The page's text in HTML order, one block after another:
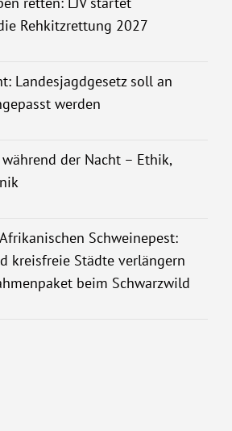
Rehkitzrettung 2027
Landesjagdgesetz soll an
werden
während der Nacht – Ethik,
Schweinepest:
kreisfreie Städte verlängern
beim Schwarzwild